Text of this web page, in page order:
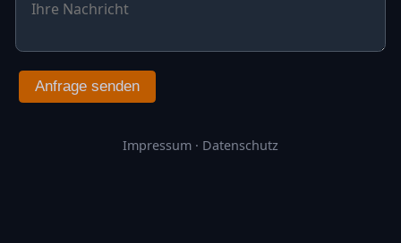
Anfrage senden
Impressum · Datenschutz